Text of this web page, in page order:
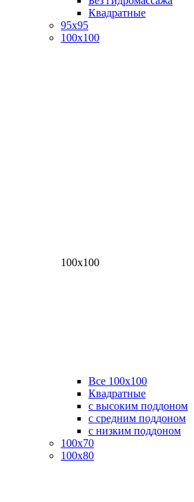
Квадратные
95х95
100х100
100х100
Все 100х100
Квадратные
с высоким поддоном
с средним поддоном
с низким поддоном
100х70
100х80